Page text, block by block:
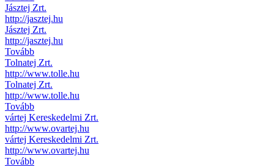
Jásztej Zrt.
http://jasztej.hu
Jásztej Zrt.
http://jasztej.hu
Tovább
Tolnatej Zrt.
http://www.tolle.hu
Tolnatej Zrt.
http://www.tolle.hu
Tovább
vártej Kereskedelmi Zrt.
http://www.ovartej.hu
vártej Kereskedelmi Zrt.
http://www.ovartej.hu
Tovább